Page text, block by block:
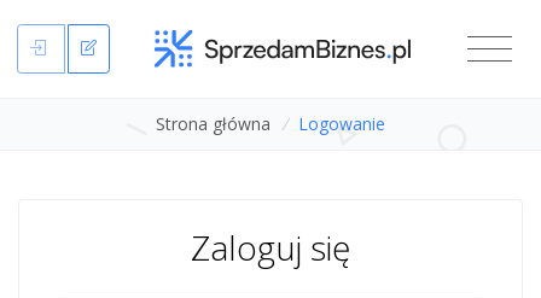
Strona główna / Logowanie
Zaloguj się